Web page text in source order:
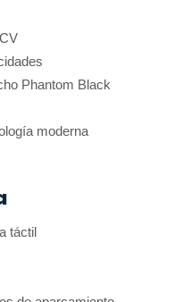
Phantom Black
moderna
táctil